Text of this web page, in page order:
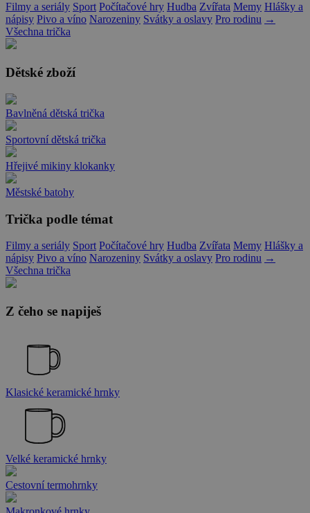
Filmy a seriály Sport Počítačové hry Hudba Zvířata Memy Hlášky a
nápisy Pivo a víno Narozeniny Svátky a oslavy Pro rodinu →
Všechna trička
Dětské zboží
Bavlněná dětská trička
Sportovní dětská trička
Hřejivé mikiny klokanky
Městské batohy
Trička podle témat
Filmy a seriály Sport Počítačové hry Hudba Zvířata Memy Hlášky a
nápisy Pivo a víno Narozeniny Svátky a oslavy Pro rodinu →
Všechna trička
Z čeho se napiješ
Klasické keramické hrnky
Velké keramické hrnky
Cestovní termohrnky